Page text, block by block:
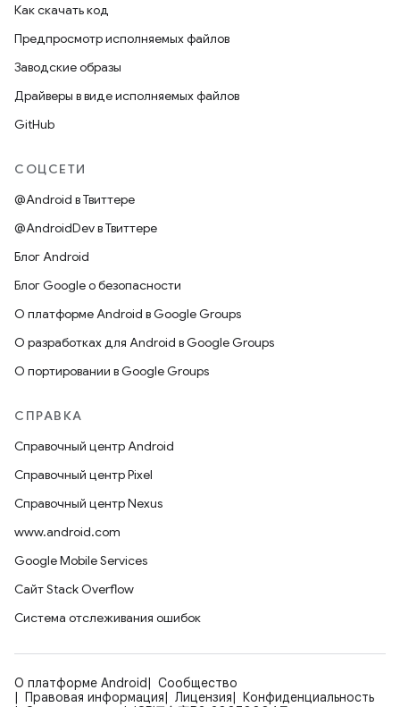
Как скачать код
Предпросмотр исполняемых файлов
Заводские образы
Драйверы в виде исполняемых файлов
GitHub
СОЦСЕТИ
@Android в Твиттере
@AndroidDev в Твиттере
Блог Android
Блог Google о безопасности
О платформе Android в Google Groups
О разработках для Android в Google Groups
О портировании в Google Groups
СПРАВКА
Справочный центр Android
Справочный центр Pixel
Справочный центр Nexus
www.android.com
Google Mobile Services
Сайт Stack Overflow
Система отслеживания ошибок
О платформе Android
Сообщество
Правовая информация
Лицензия
Конфиденциальность